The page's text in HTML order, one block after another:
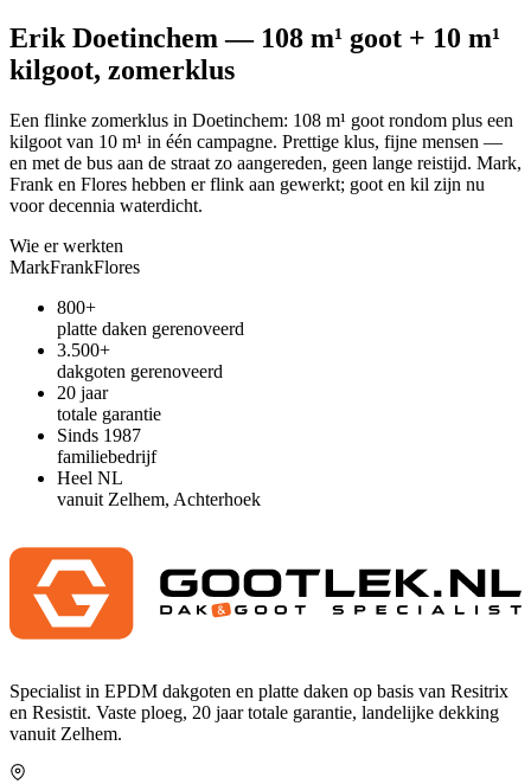
Erik Doetinchem — 108 m¹ goot + 10 m¹
kilgoot, zomerklus
Een flinke zomerklus in Doetinchem: 108 m¹ goot rondom plus een
kilgoot van 10 m¹ in één campagne. Prettige klus, fijne mensen —
en met de bus aan de straat zo aangereden, geen lange reistijd. Mark,
Frank en Flores hebben er flink aan gewerkt; goot en kil zijn nu
voor decennia waterdicht.
Wie er werkten
MarkFrankFlores
800+
platte daken gerenoveerd
3.500+
dakgoten gerenoveerd
20 jaar
totale garantie
Sinds 1987
familiebedrijf
Heel NL
vanuit Zelhem, Achterhoek
Specialist in EPDM dakgoten en platte daken op basis van Resitrix
en Resistit. Vaste ploeg, 20 jaar totale garantie, landelijke dekking
vanuit Zelhem.